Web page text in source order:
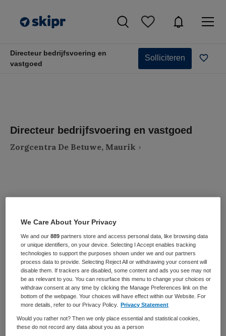
Directeur bedrijfsvoering en
vastgoed
Solliciteren
Directeur bedrijfsvoering en vastgoed
Zorgcentra De Betuwe, Maurik
Zorgmanagement Directeur
Verpleeghuis Vaste aanstelling
PLAATSINGSDATUM
24 april 2025
NIVEAU
WO
ERVARING DIENSTVERBAND
We Care About Your Privacy
We and our889 partners store and access personal data, like browsing data
or unique identifiers, on your device. Selecting I Accept enables tracking
technologies to support the purposes shown under we and our partners
process data to provide. Selecting Reject All or withdrawing your consent will
disable them. If trackers are disabled, some content and ads you see may not
be as relevant to you. You can resurface this menu to change your choices or
withdraw consent at any time by clicking the Manage Preferences link on the
bottom of the webpage. Your choices will have effect within our Website. For
more details, refer to our Privacy Policy.
Privacy Statement
Would you rather not? Then we only place essential and statistical cookies,
these do not record any data about you as a person